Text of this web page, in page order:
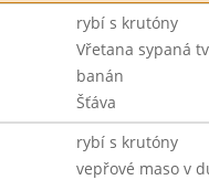
rybí s krutóny
Vřetana sypaná
banán
Šťáva
rybí s krutóny
vepřové maso v